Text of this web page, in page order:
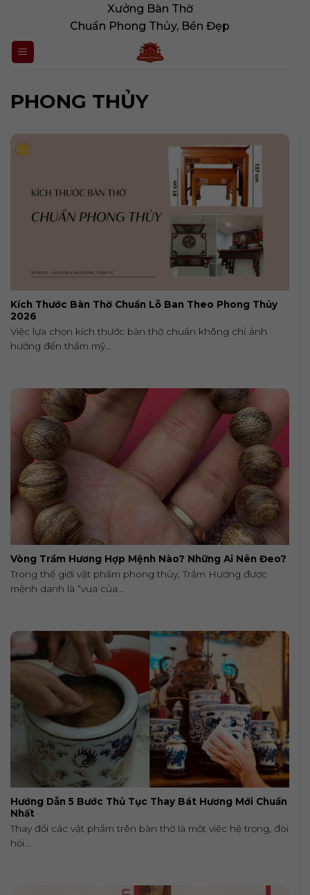
nội
dung
Xưởng Bàn Thờ
Chuẩn Phong Thủy, Bền Đẹp
PHONG THỦY
Kích Thước Bàn Thờ Chuẩn Lỗ Ban Theo Phong Thủy
2026
Việc lựa chọn kích thước bàn thờ chuẩn không chỉ ảnh
hưởng đến thẩm mỹ...
Vòng Trầm Hương Hợp Mệnh Nào? Những Ai Nên Đeo?
Trong thế giới vật phẩm phong thủy, Trầm Hương được
mệnh danh là “vua của...
Hướng Dẫn 5 Bước Thủ Tục Thay Bát Hương Mới Chuẩn
Nhất
Thay đổi các vật phẩm trên bàn thờ là một việc hệ trọng, đòi
hỏi...